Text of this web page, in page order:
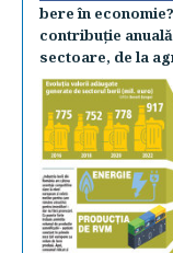
bere în
contribuţie
sectoare, de la